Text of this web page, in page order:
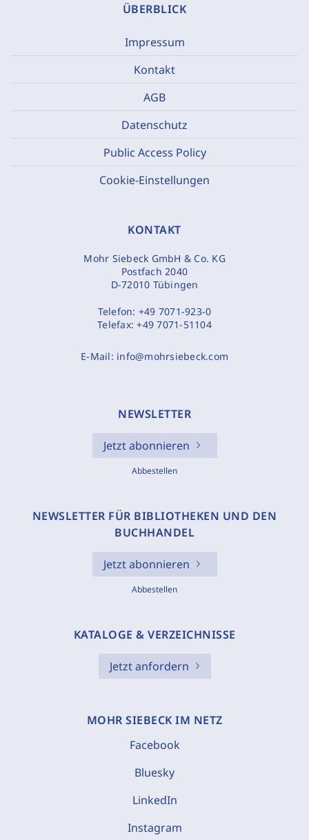
ÜBERBLICK
Impressum
Kontakt
AGB
Datenschutz
Public Access Policy
Cookie-Einstellungen
KONTAKT
Mohr Siebeck GmbH & Co. KG
Postfach 2040
D-72010 Tübingen
Telefon: +49 7071-923-0
Telefax:+49 7071-51104
E-Mail: info@mohrsiebeck.com
NEWSLETTER
Jetzt abonnieren
Abbestellen
NEWSLETTER FÜR BIBLIOTHEKEN UND DEN
BUCHHANDEL
Jetzt abonnieren
Abbestellen
KATALOGE & VERZEICHNISSE
Jetzt anfordern
MOHR SIEBECK IM NETZ
Facebook
Bluesky
LinkedIn
Instagram